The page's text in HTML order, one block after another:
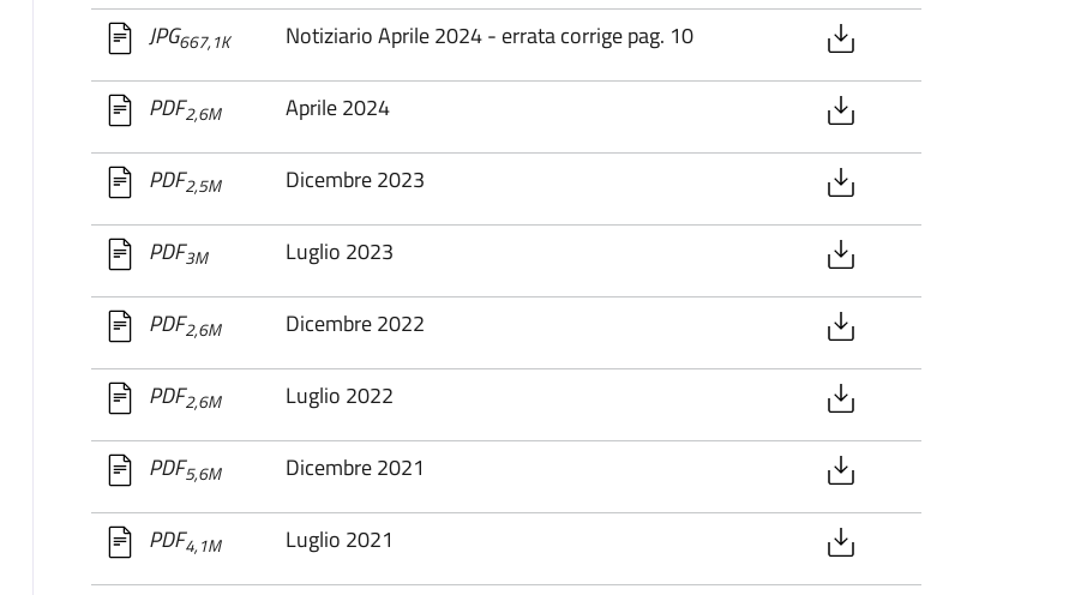
JPG667,1K Notiziario Aprile 2024 - errata corrige pag. 10
PDF2,6M Aprile 2024
PDF2,5M Dicembre 2023
PDF3M Luglio 2023
PDF2,6M Dicembre 2022
PDF2,6M Luglio 2022
PDF5,6M Dicembre 2021
PDF4,1M Luglio 2021